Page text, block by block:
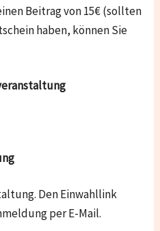
Beitrag von 15€ (sollten
haben, können Sie
Den Einwahllink
per E-Mail.